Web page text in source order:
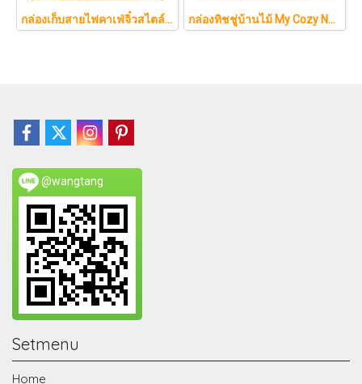
กล่องเก็บสายไฟคาเฟ่จิ๋วสไตล์ญี่ปุ่นมินิมอล ซ่อนเร้าเตอร์และปลั๊กไฟให้ห้องดูละมุนเหมือนยกคาเฟ่จากโตเกียวมาไว้ที่บ้าน กล่องทิชชู่บ้านไม้ My Cozy Nest สไตล์มินิมอล นอร์ดิก ของแต่งบ้านรูปบ้าน ขนมปัง เบเกอรี่ กล่องใส่กระดาษทิชชู่แบบตั้งโต๊ะ ฝาเปิดแม่เหล็ก เติมกระดาษง่าย
@wangtang
Setmenu
Home